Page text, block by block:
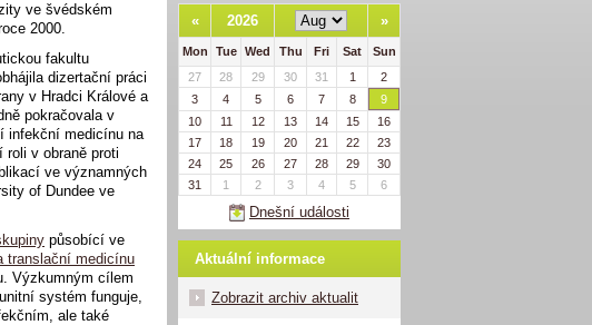
ve švédském
2000.
fakultu
dizertační práci
v Hradci Králové a
pokračovala v
infekční medicínu na
roli v obraně proti
ve významných
of Dundee ve
působící ve
translační medicínu
Výzkumným cílem
systém funguje,
ale také
« 2026 »
Mon Tue Wed Thu Fri Sat
Sun
27
28 29 30 31 1
2
3
4 5 6 7 8
9
10
11 12 13 14 15
16
17
18 19 20 21 22
23
24
25 26 27 28 29
30
31
1 2 3 4 5 6
Dnešní události
Aktuální informace
Zobrazit archiv aktualit